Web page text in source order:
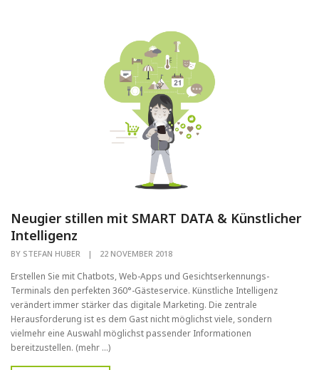
Neugier stillen mit SMART DATA & Künstlicher
Intelligenz
BY STEFAN HUBER | 22 NOVEMBER 2018
Erstellen Sie mit Chatbots, Web-Apps und Gesichtserkennungs-
Terminals den perfekten 360°-Gästeservice. Künstliche Intelligenz
verändert immer stärker das digitale Marketing. Die zentrale
Herausforderung ist es dem Gast nicht möglichst viele, sondern
vielmehr eine Auswahl möglichst passender Informationen
bereitzustellen. (mehr …)